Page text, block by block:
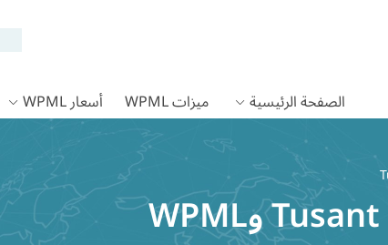
الصفحة الرئيسية
ميزات WPML أسعار WPML